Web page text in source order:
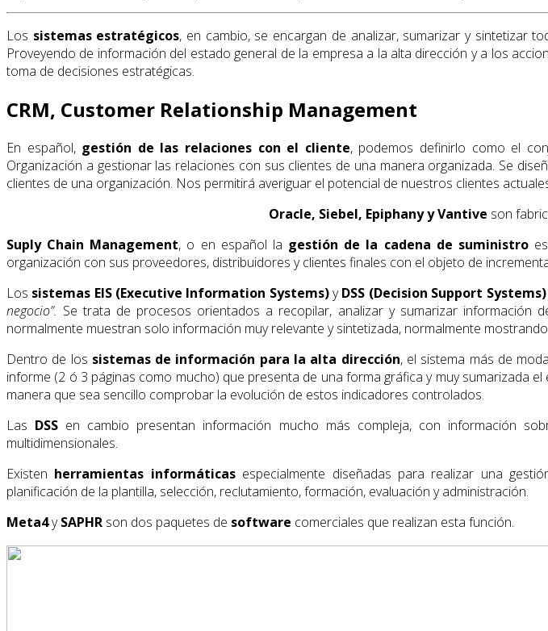
Los sistemas estratégicos, en cambio, se encargan de analizar, sumarizar y sintetizar
Proveyendo de información del estado general de la empresa a la alta dirección y a los
toma de decisiones estratégicas.
CRM, Customer Relationship Management
En español, gestión de las relaciones con el cliente, podemos definirlo como el
Organización a gestionar las relaciones con sus clientes de una manera organizada. Se
clientes de una organización. Nos permitirá averiguar el potencial de nuestros clientes
Oracle, Siebel, Epiphany y Vantive son
Suply Chain Management, o en español la gestión de la cadena de suministroes
organización con sus proveedores, distribuidores y clientes finales con el objeto de
Los sistemas EIS (Executive Information Systems)yDSS (Decision Support Systems)
negocio”. Se trata de procesos orientados a recopilar, analizar y sumarizar
normalmente muestran solo información muy relevante y sintetizada, normalmente
Dentro de los sistemas de información para la alta dirección, el sistema más de
informe (2 ó 3 páginas como mucho) que presenta de una forma gráfica y muy sumarizada
manera que sea sencillo comprobar la evolución de estos indicadores controlados.
Las DSS en cambio presentan información mucho más compleja, con información
multidimensionales.
Existen herramientas informáticasespecialmente diseñadas para realizar una
planificación de la plantilla, selección, reclutamiento, formación, evaluación y administración.
Meta4ySAPHR son dos paquetes de software comerciales que realizan esta función.